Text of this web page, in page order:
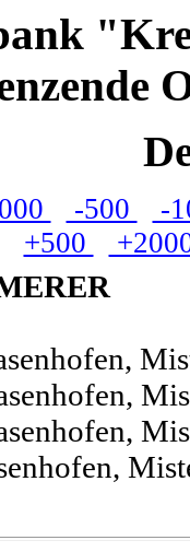
-500
-
+500